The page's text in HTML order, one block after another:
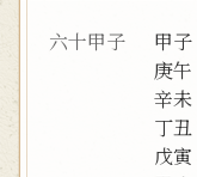
六十甲子 甲子
庚午
辛未
丁丑
戊寅